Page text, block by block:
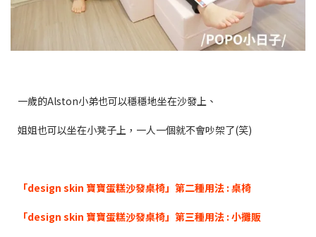
一歲的Alston小弟也可以穩穩地坐在沙發上、
姐姐也可以坐在小凳子上，一人一個就不會吵架了(笑)
「design skin 寶寶蛋糕沙發桌椅」第二種用法 : 桌椅
「design skin 寶寶蛋糕沙發桌椅」第三種用法 : 小攤販